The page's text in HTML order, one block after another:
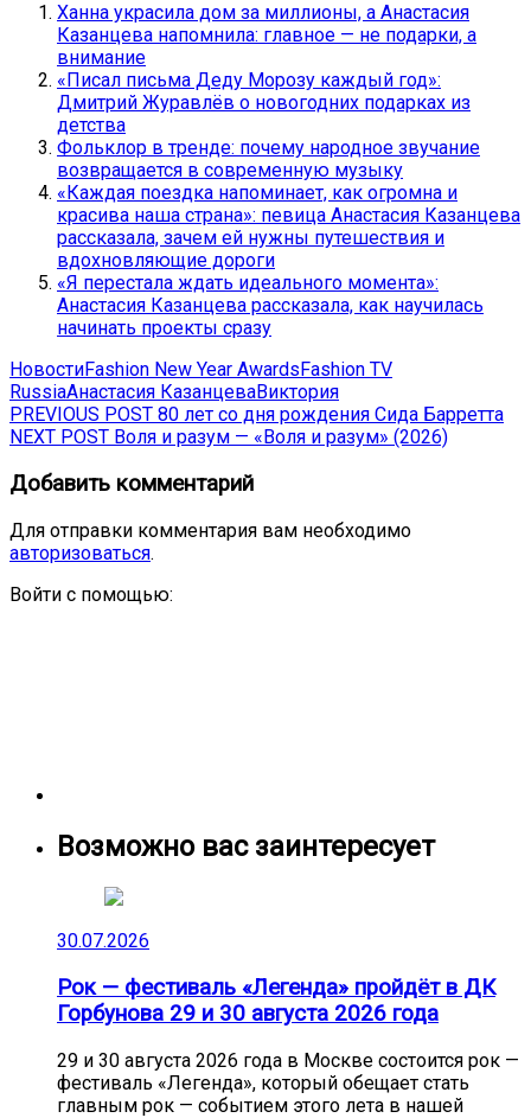
Ханна украсила дом за миллионы, а Анастасия
Казанцева напомнила: главное — не подарки, а
внимание
«Писал письма Деду Морозу каждый год»:
Дмитрий Журавлёв о новогодних подарках из
детства
Фольклор в тренде: почему народное звучание
возвращается в современную музыку
«Каждая поездка напоминает, как огромна и
красива наша страна»: певица Анастасия Казанцева
рассказала, зачем ей нужны путешествия и
вдохновляющие дороги
«Я перестала ждать идеального момента»:
Анастасия Казанцева рассказала, как научилась
начинать проекты сразу
НовостиFashion New Year AwardsFashion TV
RussiaАнастасия КазанцеваВиктория
Навигация
по
записям
PREVIOUS POST Previous
post:
80 лет со дня рождения Сида Барретта
NEXT POST Next
Воля и разум — «Воля и разум» (2026)
Добавить комментарий
Для отправки комментария вам необходимо
авторизоваться.
Войти с помощью:
Возможно вас заинтересует
30.07.2026
Рок — фестиваль «Легенда» пройдёт в ДК
Горбунова 29 и 30 августа 2026 года
29 и 30 августа 2026 года в Москве состоится рок —
фестиваль «Легенда», который обещает стать
главным рок — событием этого лета в нашей